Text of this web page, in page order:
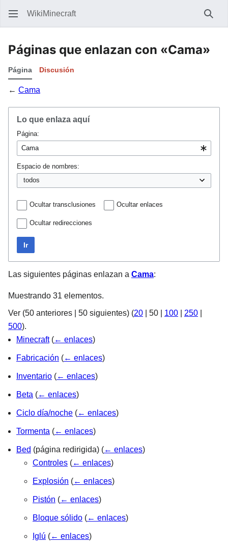
WikiMinecraft
Páginas que enlazan con «Cama»
Página Discusión
← Cama
Lo que enlaza aquí
Página:
Espacio de nombres:
Ocultar transclusiones Ocultar enlaces
Ocultar redirecciones
Ir
Las siguientes páginas enlazan a Cama:
Muestrando 31 elementos.
Ver (50 anteriores 50 siguientes) (20 50 100 250
500).
Minecraft (← enlaces)
Fabricación (← enlaces)
Inventario (← enlaces)
Beta (← enlaces)
Ciclo día/noche (← enlaces)
Tormenta (← enlaces)
Bed (página redirigida) (← enlaces)
Controles (← enlaces)
Explosión (← enlaces)
Pistón (← enlaces)
Bloque sólido (← enlaces)
Iglú (← enlaces)